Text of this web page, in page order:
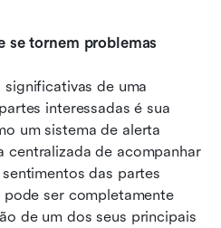
se tornem problemas
significativas de uma
interessadas é sua
um sistema de alerta
centralizada de acompanhar
das partes
pode ser completamente
de um dos seus principais